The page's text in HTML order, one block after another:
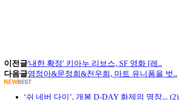
이전글'내한 확정' 키아누 리브스, SF 영화 [레..
다음글염정아&문정희&천우희, 마트 유니폼을 벗..
‘쉬 네버 다이’, 개봉 D-DAY 화제의 명장... (2)